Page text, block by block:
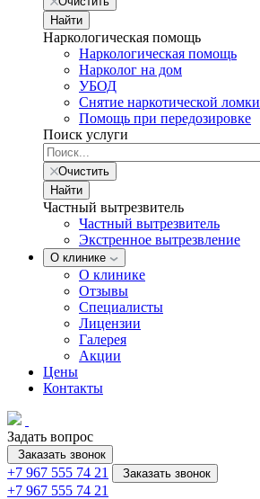
Найти
Наркологическая помощь
Наркологическая помощь
Нарколог на дом
УБОД
Снятие наркотической ломки
Помощь при передозировке
Поиск услуги
Очистить
Найти
Частный вытрезвитель
Частный вытрезвитель
Экстренное вытрезвление
О клинике
О клинике
Отзывы
Специалисты
Лицензии
Галерея
Акции
Цены
Контакты
Задать вопрос
Заказать звонок
+7 967 555 74 21 Заказать звонок
+7 967 555 74 21